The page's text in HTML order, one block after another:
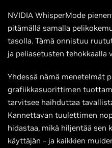
NVIDIA WhisperMode
pitämällä samalla
tasolla. Tämä onnistuu
ja peliasetusten tehokkaalla
Yhdessä nämä menetelmät
grafiikkasuorittimen
tarvitsee haihduttaa
Kannettavan tuulettimen
hidastaa, mikä hiljentää sen
käyttäjän – ja kaikkien